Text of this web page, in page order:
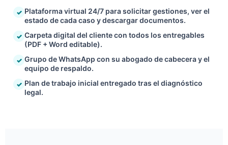
Plataforma virtual 24/7 para solicitar gestiones, ver el
estado de cada caso y descargar documentos.
Carpeta digital del cliente con todos los entregables
(PDF + Word editable).
Grupo de WhatsApp con su abogado de cabecera y el
equipo de respaldo.
Plan de trabajo inicial entregado tras el diagnóstico
legal.